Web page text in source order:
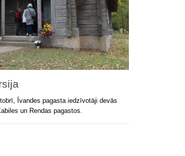
Īvandes pagasta iedzīvotāji devās
un Rendas pagastos.